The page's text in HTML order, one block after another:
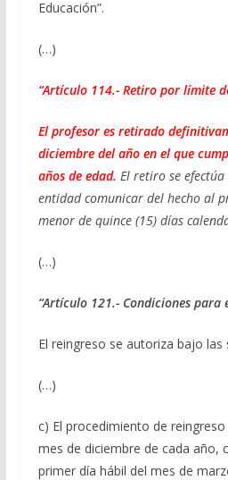
Educación”.
(…)
“Artículo 114.- Retiro por límite
El profesor es retirado
diciembre del año en el que
años de edad. El retiro se
entidad comunicar del hecho al
menor de quince (15) días
(…)
“Artículo 121.- Condiciones para
El reingreso se autoriza bajo las
(…)
c) El procedimiento de
mes de diciembre de cada año,
primer día hábil del mes de